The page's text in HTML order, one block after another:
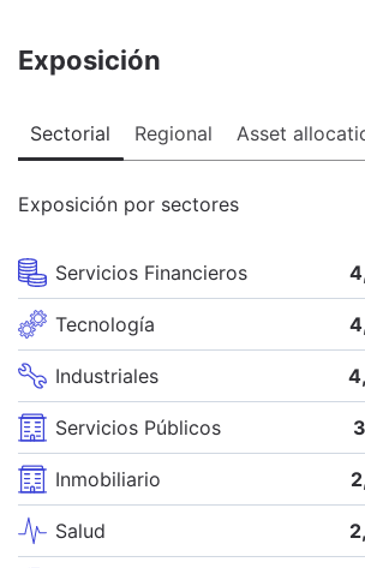
Exposición
Sectorial Regional Asset
Exposición por sectores
Servicios Financieros
Tecnología
Industriales
Servicios Públicos
Inmobiliario
Salud